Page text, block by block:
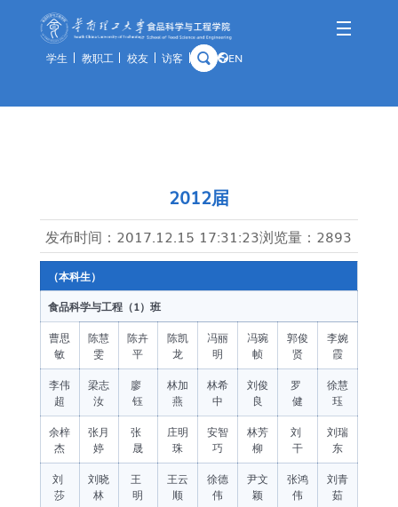
学生 教职工 校友 访客 EN
学院领导
组织架构
历任领导
历史钩沉
荣休教师 留学生
教学实践基地
科研团队
科研成果
出访公示 办事指南
教学中心
安全管理
2012届
发布时间： 2017.12.15 17:31:23浏览量： 2893
（本科生）
食品科学与工程（1）班
曹思
敏
陈慧
雯
陈卉
平
陈凯
龙
冯丽
明
冯琬
帧
郭俊
贤
李婉
霞
李伟
超
梁志
汝
廖
钰
林加
燕
林希
中
刘俊
良
罗
健
徐慧
珏
余梓
杰
张月
婷
张
晟
庄明
珠
安智
巧
林芳
柳
刘
干
刘瑞
东
刘
莎
刘晓
林
王
明
王云
顺
徐德
伟
尹文
颖
张鸿
伟
刘青
茹